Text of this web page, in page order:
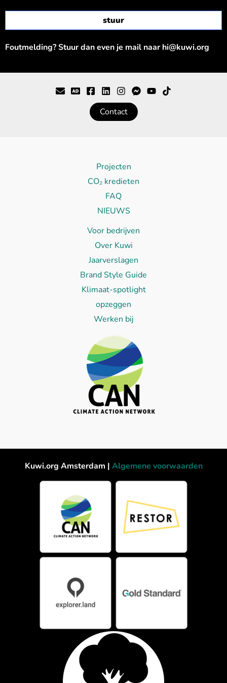
Foutmelding? Stuur dan even je mail naar hi@kuwi.org
Contact
Projecten
CO₂ kredieten
FAQ
NIEUWS
Voor bedrijven
Over Kuwi
Jaarverslagen
Brand Style Guide
Klimaat-spotlight
opzeggen
Werken bij
Kuwi.org Amsterdam | Algemene voorwaarden